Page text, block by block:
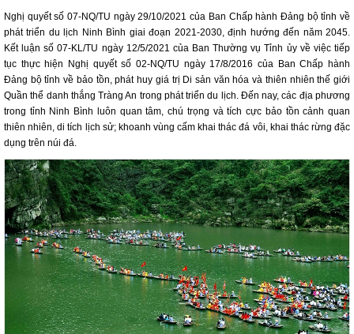
Nghị quyết số 07-NQ/TU ngày 29/10/2021 của Ban Chấp hành Đảng bộ tỉnh về
phát triển du lịch Ninh Bình giai đoạn 2021-2030, định hướng đến năm 2045.
Kết luận số 07-KL/TU ngày 12/5/2021 của Ban Thường vụ Tỉnh ủy về việc tiếp
tục thực hiện Nghị quyết số 02-NQ/TU ngày 17/8/2016 của Ban Chấp hành
Đảng bộ tỉnh về bảo tồn, phát huy giá trị Di sản văn hóa và thiên nhiên thế giới
Quần thể danh thắng Tràng An trong phát triển du lịch. Đến nay, các địa phương
trong tỉnh Ninh Bình luôn quan tâm, chú trọng và tích cực bảo tồn cảnh quan
thiên nhiên, di tích lịch sử; khoanh vùng cấm khai thác đá vôi, khai thác rừng đặc
dụng trên núi đá.